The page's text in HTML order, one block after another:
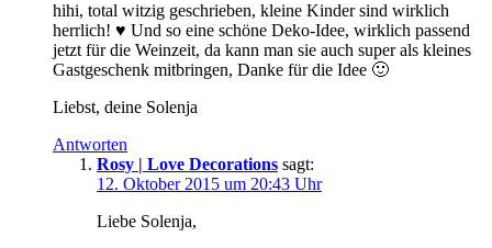
hihi, total witzig geschrieben, kleine Kinder sind wirklich
herrlich! ♥ Und so eine schöne Deko-Idee, wirklich passend
jetzt für die Weinzeit, da kann man sie auch super als kleines
Gastgeschenk mitbringen, Danke für die Idee 🙂
Liebst, deine Solenja
Antworten
Rosy | Love Decorations sagt:
12. Oktober 2015 um 20:43 Uhr
Liebe Solenja,